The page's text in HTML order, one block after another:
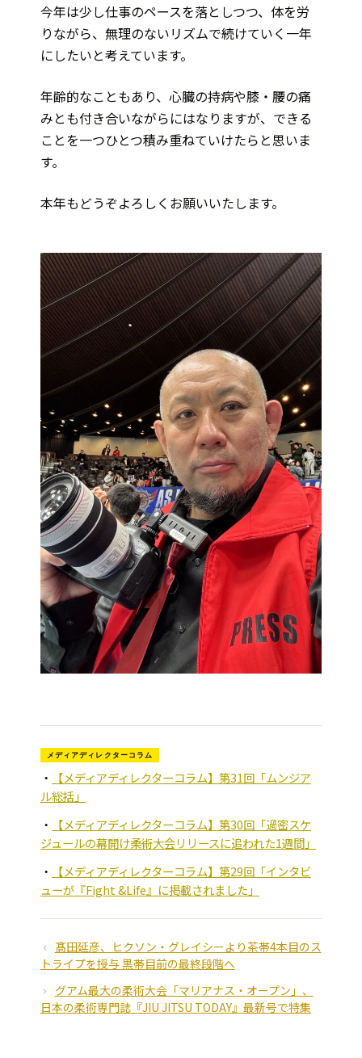
今年は少し仕事のペースを落としつつ、体を労
りながら、無理のないリズムで続けていく一年
にしたいと考えています。
年齢的なこともあり、心臓の持病や膝・腰の痛
みとも付き合いながらにはなりますが、できる
ことを一つひとつ積み重ねていけたらと思いま
す。
本年もどうぞよろしくお願いいたします。
メディアディレクターコラム
【メディアディレクターコラム】第31回「ムンジア
ル総括」
【メディアディレクターコラム】第30回「過密スケ
ジュールの幕開け――柔術大会リリースに追われた1週間」
【メディアディレクターコラム】第29回「インタビ
ューが『Fight &Life』に掲載されました」
髙田延彦、ヒクソン・グレイシーより茶帯4本目のス
トライプを授与 黒帯目前の最終段階へ
グアム最大の柔術大会「マリアナス・オープン」、
日本の柔術専門誌『JIU JITSU TODAY』最新号で特集